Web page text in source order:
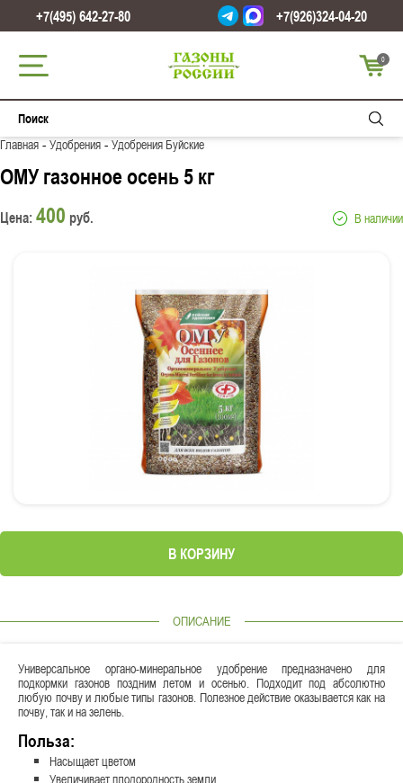
+7(495) 642-27-80 +7(926)324-04-20
0
Главная-Удобрения-Удобрения Буйские
ОМУ газонное осень 5 кг
Цена: 400 руб. В наличии
В КОРЗИНУ
ОПИСАНИЕ
Универсальное органо-минеральное удобрение предназначено для
подкормки газонов поздним летом и осенью. Подходит под абсолютно
любую почву и любые типы газонов. Полезное действие оказывается как на
почву, так и на зелень.
Польза:
Насыщает цветом
Увеличивает плодородность земли